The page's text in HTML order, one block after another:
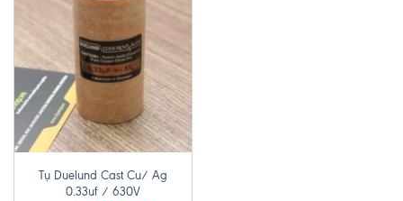
Tụ Duelund Cast Cu/ Ag
0.33uf / 630V